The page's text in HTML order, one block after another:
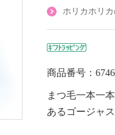
ホリカホリ
商品番号：
まつ毛一本一
あるゴージャ